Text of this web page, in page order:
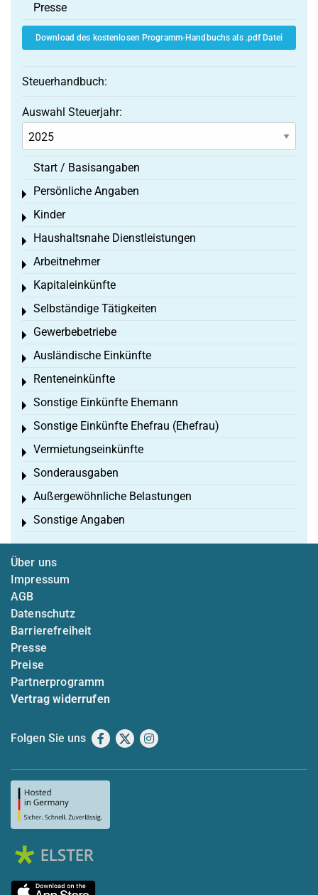
Presse
Download des kostenlosen Programm-Handbuchs als .pdf Datei
Steuerhandbuch:
Auswahl Steuerjahr:
Start / Basisangaben
Persönliche Angaben
Toggle menu
Kinder
Toggle menu
Haushaltsnahe Dienstleistungen
Toggle menu
Arbeitnehmer
Toggle menu
Kapitaleinkünfte
Toggle menu
Selbständige Tätigkeiten
Toggle menu
Gewerbebetriebe
Toggle menu
Ausländische Einkünfte
Toggle menu
Renteneinkünfte
Toggle menu
Sonstige Einkünfte Ehemann
Toggle menu
Sonstige Einkünfte Ehefrau (Ehefrau)
Toggle menu
Vermietungseinkünfte
Toggle menu
Sonderausgaben
Toggle menu
Außergewöhnliche Belastungen
Toggle menu
Sonstige Angaben
Toggle menu
Über uns
Impressum
AGB
Datenschutz
Barrierefreiheit
Presse
Preise
Partnerprogramm
Vertrag widerrufen
Folgen Sie uns Facebook
X Instagram